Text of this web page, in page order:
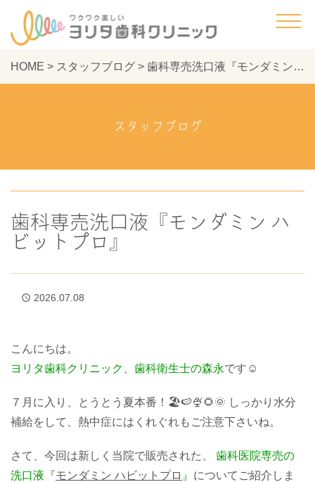
HOME > スタッフブログ > 歯科専売洗口液『モンダミン ハビットプロ』 - ヨリタ歯科クリニック
スタッフブログ
歯科専売洗口液『モンダミン ハ
ビットプロ』
access_time 2026.07.08
こんにちは。
ヨリタ歯科クリニック、歯科衛生士の森永です☺️
７月に入り、とうとう夏本番！🏖️🍉🍨🌻🌞 しっかり水分
補給をして、熱中症にはくれぐれもご注意下さいね。
さて、今回は新しく当院で販売された、 歯科医院専売の
洗口液『モンダミン ハビットプロ 』 についてご紹介しま